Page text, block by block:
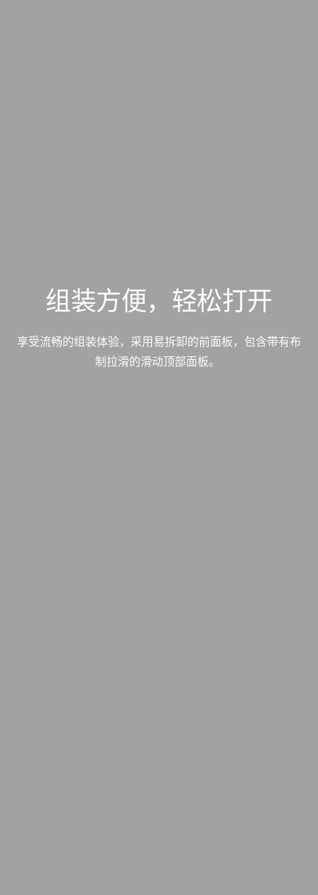
组装方便，轻松打开
享受流畅的组装体验，采用易拆卸的前面板，包含带有布
制 拉滑的滑动顶部面板。